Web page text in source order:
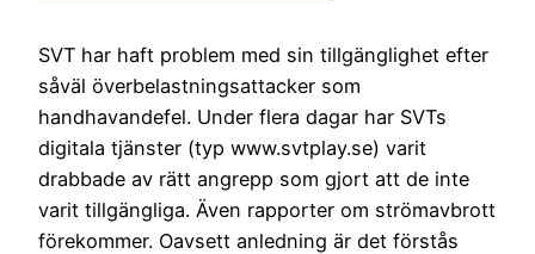
SVT har haft problem med sin tillgänglighet efter
såväl överbelastningsattacker som
handhavandefel. Under flera dagar har SVTs
digitala tjänster (typ www.svtplay.se) varit
drabbade av rätt angrepp som gjort att de inte
varit tillgängliga. Även rapporter om strömavbrott
förekommer. Oavsett anledning är det förstås